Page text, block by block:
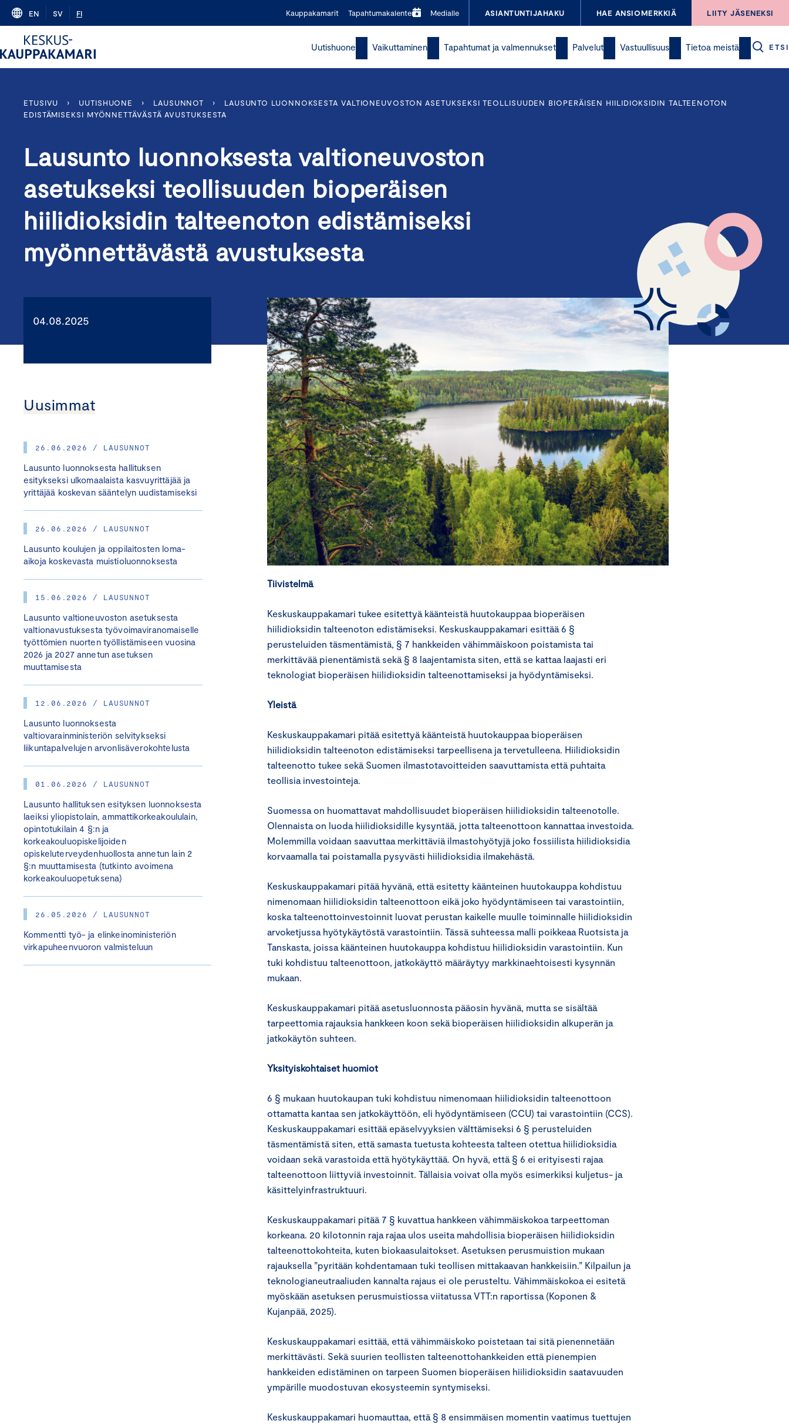
Skip
content
EN SV FI Kauppakamarit Tapahtumakalenteri Medialle ASIANTUNTIJAHAKU HAE ANSIOMERKKIÄ LIITY JÄSENEKSI
Uutishuone Vaikuttaminen Tapahtumat ja valmennukset Palvelut Vastuullisuus Tietoa meistä ETSI
ETUSIVU › UUTISHUONE › LAUSUNNOT ›
LAUSUNTO LUONNOKSESTA VALTIONEUVOSTON ASETUKSEKSI TEOLLISUUDEN BIOPERÄISEN HIILIDIOKSIDIN TALTEENOTON
EDISTÄMISEKSI MYÖNNETTÄVÄSTÄ AVUSTUKSESTA
Lausunto luonnoksesta valtioneuvoston
asetukseksi teollisuuden bioperäisen
hiilidioksidin talteenoton edistämiseksi
myönnettävästä avustuksesta
04.08.2025
Uusimmat
26.06.2026 / LAUSUNNOT
Lausunto luonnoksesta hallituksen
esitykseksi ulkomaalaista kasvuyrittäjää ja
yrittäjää koskevan sääntelyn uudistamiseksi
26.06.2026 / LAUSUNNOT
Lausunto koulujen ja oppilaitosten loma-
aikoja koskevasta muistioluonnoksesta
15.06.2026 / LAUSUNNOT
Lausunto valtioneuvoston asetuksesta
valtionavustuksesta työvoimaviranomaiselle
työttömien nuorten työllistämiseen vuosina
2026 ja 2027 annetun asetuksen
muuttamisesta
12.06.2026 / LAUSUNNOT
Lausunto luonnoksesta
valtiovarainministeriön selvitykseksi
liikuntapalvelujen arvonlisäverokohtelusta
01.06.2026 / LAUSUNNOT
Lausunto hallituksen esityksen luonnoksesta
laeiksi yliopistolain, ammattikorkeakoululain,
opintotukilain 4 §:n ja
korkeakouluopiskelijoiden
opiskeluterveydenhuollosta annetun lain 2
§:n muuttamisesta (tutkinto avoimena
korkeakouluopetuksena)
26.05.2026 / LAUSUNNOT
Kommentti työ- ja elinkeinoministeriön
virkapuheenvuoron valmisteluun
Tiivistelmä
Keskuskauppakamari tukee esitettyä käänteistä huutokauppaa bioperäisen
hiilidioksidin talteenoton edistämiseksi. Keskuskauppakamari esittää 6 §
perusteluiden täsmentämistä, § 7 hankkeiden vähimmäiskoon poistamista tai
merkittävää pienentämistä sekä § 8 laajentamista siten, että se kattaa laajasti eri
teknologiat bioperäisen hiilidioksidin talteenottamiseksi ja hyödyntämiseksi.
Yleistä
Keskuskauppakamari pitää esitettyä käänteistä huutokauppaa bioperäisen
hiilidioksidin talteenoton edistämiseksi tarpeellisena ja tervetulleena. Hiilidioksidin
talteenotto tukee sekä Suomen ilmastotavoitteiden saavuttamista että puhtaita
teollisia investointeja.
Suomessa on huomattavat mahdollisuudet bioperäisen hiilidioksidin talteenotolle.
Olennaista on luoda hiilidioksidille kysyntää, jotta talteenottoon kannattaa investoida.
Molemmilla voidaan saavuttaa merkittäviä ilmastohyötyjä joko fossiilista hiilidioksidia
korvaamalla tai poistamalla pysyvästi hiilidioksidia ilmakehästä.
Keskuskauppakamari pitää hyvänä, että esitetty käänteinen huutokauppa kohdistuu
nimenomaan hiilidioksidin talteenottoon eikä joko hyödyntämiseen tai varastointiin,
koska talteenottoinvestoinnit luovat perustan kaikelle muulle toiminnalle hiilidioksidin
arvoketjussa hyötykäytöstä varastointiin. Tässä suhteessa malli poikkeaa Ruotsista ja
Tanskasta, joissa käänteinen huutokauppa kohdistuu hiilidioksidin varastointiin. Kun
tuki kohdistuu talteenottoon, jatkokäyttö määräytyy markkinaehtoisesti kysynnän
mukaan.
Keskuskauppakamari pitää asetusluonnosta pääosin hyvänä, mutta se sisältää
tarpeettomia rajauksia hankkeen koon sekä bioperäisen hiilidioksidin alkuperän ja
jatkokäytön suhteen.
Yksityiskohtaiset huomiot
6 § mukaan huutokaupan tuki kohdistuu nimenomaan hiilidioksidin talteenottoon
ottamatta kantaa sen jatkokäyttöön, eli hyödyntämiseen (CCU) tai varastointiin (CCS).
Keskuskauppakamari esittää epäselvyyksien välttämiseksi 6 § perusteluiden
täsmentämistä siten, että samasta tuetusta kohteesta talteen otettua hiilidioksidia
voidaan sekä varastoida että hyötykäyttää. On hyvä, että § 6 ei erityisesti rajaa
talteenottoon liittyviä investoinnit. Tällaisia voivat olla myös esimerkiksi kuljetus- ja
käsittelyinfrastruktuuri.
Keskuskauppakamari pitää 7 § kuvattua hankkeen vähimmäiskokoa tarpeettoman
korkeana. 20 kilotonnin raja rajaa ulos useita mahdollisia bioperäisen hiilidioksidin
talteenottokohteita, kuten biokaasulaitokset. Asetuksen perusmuistion mukaan
rajauksella ”pyritään kohdentamaan tuki teollisen mittakaavan hankkeisiin.” Kilpailun ja
teknologianeutraaliuden kannalta rajaus ei ole perusteltu. Vähimmäiskokoa ei esitetä
myöskään asetuksen perusmuistiossa viitatussa VTT:n raportissa (Koponen &
Kujanpää, 2025).
Keskuskauppakamari esittää, että vähimmäiskoko poistetaan tai sitä pienennetään
merkittävästi. Sekä suurien teollisten talteenottohankkeiden että pienempien
hankkeiden edistäminen on tarpeen Suomen bioperäisen hiilidioksidin saatavuuden
ympärille muodostuvan ekosysteemin syntymiseksi.
Keskuskauppakamari huomauttaa, että § 8 ensimmäisen momentin vaatimus tuettujen